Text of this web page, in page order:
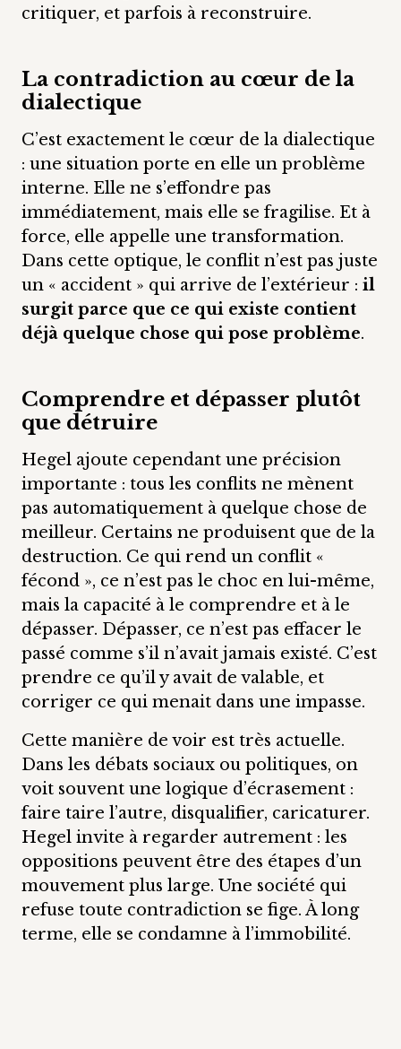
critiquer, et parfois à reconstruire.
La contradiction au cœur de la
dialectique
C’est exactement le cœur de la dialectique
: une situation porte en elle un problème
interne. Elle ne s’effondre pas
immédiatement, mais elle se fragilise. Et à
force, elle appelle une transformation.
Dans cette optique, le conflit n’est pas juste
un « accident » qui arrive de l’extérieur : il
surgit parce que ce qui existe contient
déjà quelque chose qui pose problème.
Comprendre et dépasser plutôt
que détruire
Hegel ajoute cependant une précision
importante : tous les conflits ne mènent
pas automatiquement à quelque chose de
meilleur. Certains ne produisent que de la
destruction. Ce qui rend un conflit «
fécond », ce n’est pas le choc en lui-même,
mais la capacité à le comprendre et à le
dépasser. Dépasser, ce n’est pas effacer le
passé comme s’il n’avait jamais existé. C’est
prendre ce qu’il y avait de valable, et
corriger ce qui menait dans une impasse.
Cette manière de voir est très actuelle.
Dans les débats sociaux ou politiques, on
voit souvent une logique d’écrasement :
faire taire l’autre, disqualifier, caricaturer.
Hegel invite à regarder autrement : les
oppositions peuvent être des étapes d’un
mouvement plus large. Une société qui
refuse toute contradiction se fige. À long
terme, elle se condamne à l’immobilité.